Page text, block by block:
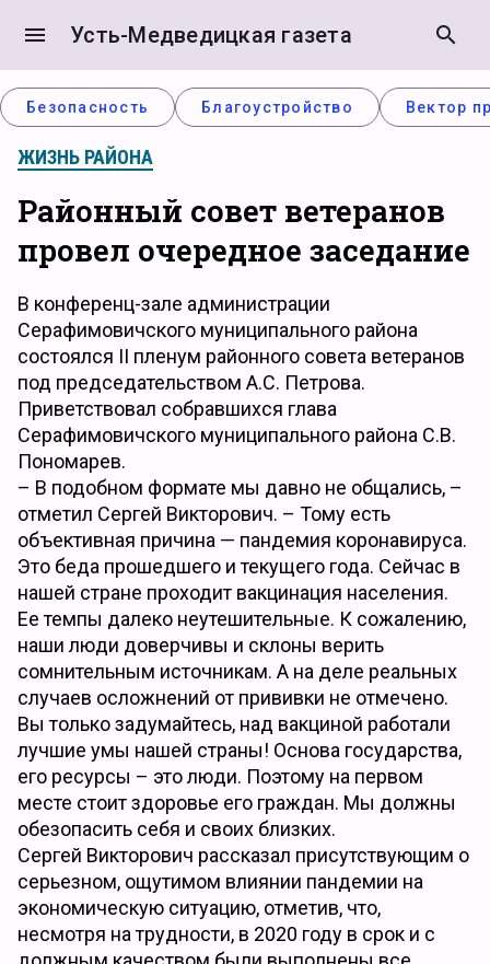
menu Усть-Медведицкая газета search
Безопасность Благоустройство Вектор
ЖИЗНЬ РАЙОНА
Районный совет ветеранов
провел очередное заседание
В конференц-зале администрации
Серафимовичского муниципального района
состоялся II пленум районного совета ветеранов
под председательством А.С. Петрова.
Приветствовал собравшихся глава
Серафимовичского муниципального района С.В.
Пономарев.
– В подобном формате мы давно не общались, –
отметил Сергей Викторович. – Тому есть
объективная причина — пандемия коронавируса.
Это беда прошедшего и текущего года. Сейчас в
нашей стране проходит вакцинация населения.
Ее темпы далеко неутешительные. К сожалению,
наши люди доверчивы и склоны верить
сомнительным источникам. А на деле реальных
случаев осложнений от прививки не отмечено.
Вы только задумайтесь, над вакциной работали
лучшие умы нашей страны! Основа государства,
его ресурсы – это люди. Поэтому на первом
месте стоит здоровье его граждан. Мы должны
обезопасить себя и своих близких.
Сергей Викторович рассказал присутствующим о
серьезном, ощутимом влиянии пандемии на
экономическую ситуацию, отметив, что,
несмотря на трудности, в 2020 году в срок и с